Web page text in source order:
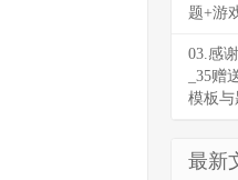
题+游
03.感
_35
模板与
最新